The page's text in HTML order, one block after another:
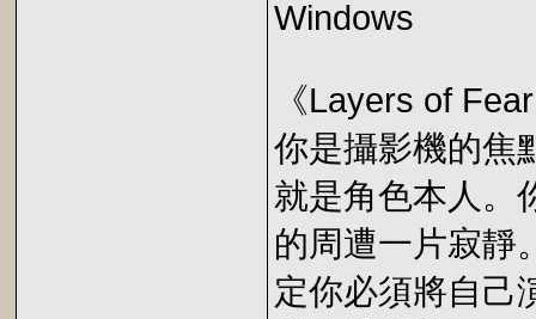
Windows
《Layers of
你是攝影機的焦
就是角色本人。
的周遭一片寂靜
定你必須將自己